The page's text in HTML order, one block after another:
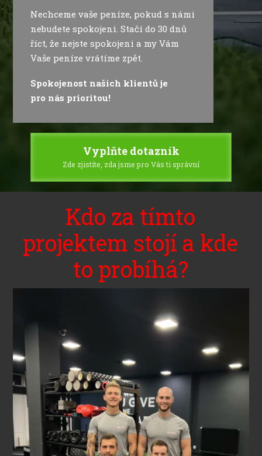
Nechceme vaše peníze, pokud s námi
nebudete spokojeni. Stačí do 30 dnů
říct, že nejste spokojeni a my Vám
Vaše peníze vrátíme zpět.
Spokojenost našich klientů je
pro nás prioritou!
Vyplňte dotazník
Zde zjistíte, zda jsme pro Vás ti správní
Kdo za tímto
projektem stojí a kde
to probíhá?